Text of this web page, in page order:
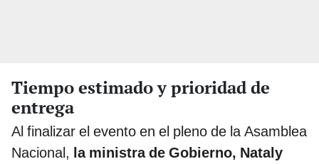
Tiempo estimado y prioridad de
entrega
Al finalizar el evento en el pleno de la Asamblea
Nacional, la ministra de Gobierno, Nataly